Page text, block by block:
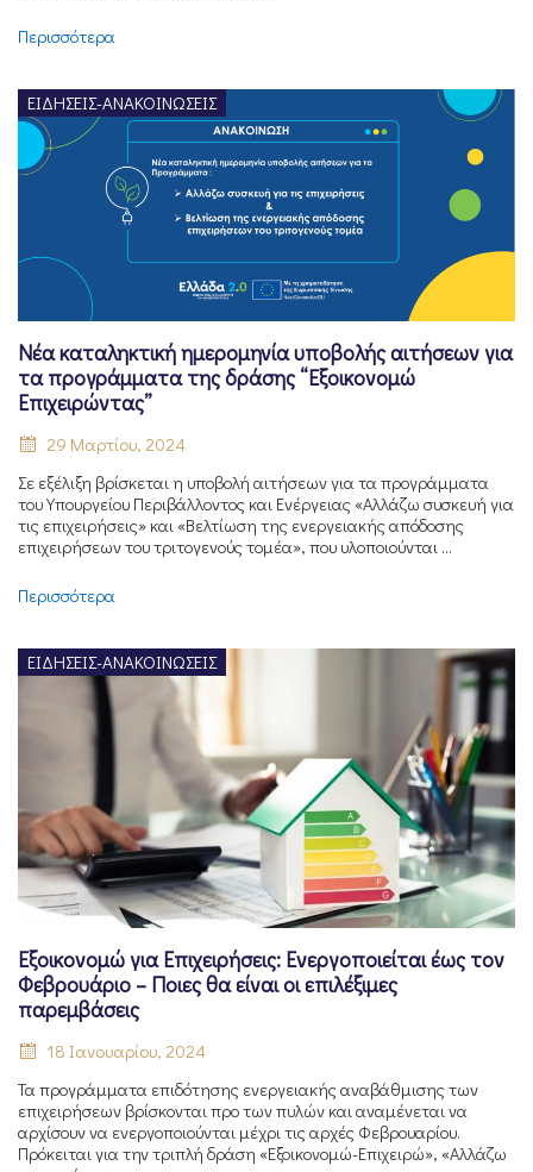
Περισσότερα
ΕΙΔΉΣΕΙΣ-ΑΝΑΚΟΙΝΏΣΕΙΣ
Νέα καταληκτική ημερομηνία υποβολής αιτήσεων για
τα προγράμματα της δράσης “Εξοικονομώ
Επιχειρώντας”
29 Μαρτίου, 2024
Σε εξέλιξη βρίσκεται η υποβολή αιτήσεων για τα προγράμματα
του Υπουργείου Περιβάλλοντος και Ενέργειας «Αλλάζω συσκευή για
τις επιχειρήσεις» και «Βελτίωση της ενεργειακής απόδοσης
επιχειρήσεων του τριτογενούς τομέα», που υλοποιούνται ...
Περισσότερα
ΕΙΔΉΣΕΙΣ-ΑΝΑΚΟΙΝΏΣΕΙΣ
Εξοικονομώ για Επιχειρήσεις: Ενεργοποιείται έως τον
Φεβρουάριο – Ποιες θα είναι οι επιλέξιμες
παρεμβάσεις
18 Ιανουαρίου, 2024
Τα προγράμματα επιδότησης ενεργειακής αναβάθμισης των
επιχειρήσεων βρίσκονται προ των πυλών και αναμένεται να
αρχίσουν να ενεργοποιούνται μέχρι τις αρχές Φεβρουαρίου.
Πρόκειται για την τριπλή δράση «Εξοικονομώ-Επιχειρώ», «Αλλάζω